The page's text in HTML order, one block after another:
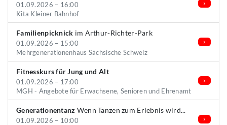
01.09.2026 – 16:00
Kita Kleiner Bahnhof
Familienpicknick im Arthur-Richter-Park
01.09.2026 – 15:00
Mehrgenerationenhaus Sächsische Schweiz
Fitnesskurs für Jung und Alt
01.09.2026 – 17:00
MGH - Angebote für Erwachsene, Senioren und Ehrenamt
Generationentanz Wenn Tanzen zum Erlebnis wird...
01.09.2026 – 10:00